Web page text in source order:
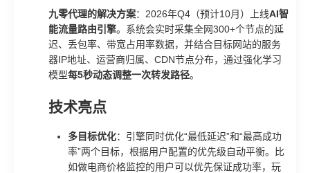
九零代理的解决方案：2026年Q4（预计10月）上线AI智
能流量路由引擎。系统会实时采集全网300+个节点的延
迟、丢包率、带宽占用率数据，并结合目标网站的服务
器IP地址、运营商归属、CDN节点分布，通过强化学习
模型每5秒动态调整一次转发路径。
技术亮点
多目标优化：引擎同时优化“最低延迟”和“最高成功
率”两个目标，根据用户配置的优先级自动平衡。比
如做电商价格监控的用户可以优先保证成功率，玩